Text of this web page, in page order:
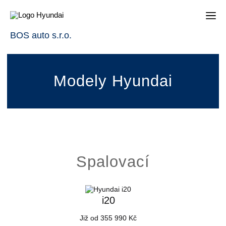
BOS auto s.r.o.
Modely Hyundai
Spalovací
i20
Již od 355 990 Kč